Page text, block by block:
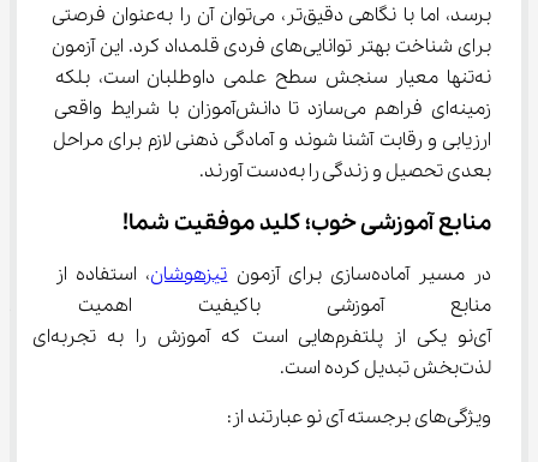
برسد، اما با نگاهی دقیق‌تر، می‌توان آن را به‌عنوان فرصتی
برای شناخت بهتر توانایی‌های فردی قلمداد کرد. این آزمون
نه‌تنها معیار سنجش سطح علمی داوطلبان است، بلکه
زمینه‌ای فراهم می‌سازد تا دانش‌آموزان با شرایط واقعی
ارزیابی و رقابت آشنا شوند و آمادگی ذهنی لازم برای مراحل
بعدی تحصیل و زندگی را به‌دست آورند.
منابع آموزشی خوب؛ کلید موفقیت شما!
در مسیر آماده‌سازی برای آزمون تیزهوشان، استفاده از
منابع آموزشی باکیفیت اهمیت
آی‌نو یکی از پلتفرم‌هایی است که آموزش را به تجربه‌ای
لذت‌بخش تبدیل کرده است.
ویژگی‌های برجسته آی‌ نو عبارتند از: